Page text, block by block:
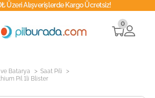
Üzeri Alışverişlerde Kargo Ücretsiz!
0
ve Batarya > Saat Pili >
Pil 1li Blister